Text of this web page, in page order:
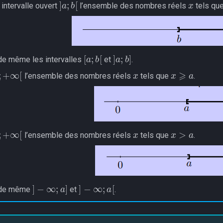
ouvert l’ensemble des nombres réels tels
même les intervalles
[ b[
et
] b
[
l’ensemble des nombres réels tels que
[
l’ensemble des nombres réels
x
tels que
x>a
même
] ]
et
]